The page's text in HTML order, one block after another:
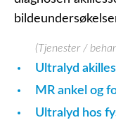
(Tjenester /
Ultralyd akilles
MR ankel og
Ultralyd hos